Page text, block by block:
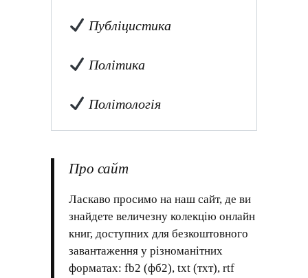
Публіцистика
Політика
Політологія
Про сайт
Ласкаво просимо на наш сайт, де ви
знайдете величезну колекцію онлайн
книг, доступних для безкоштовного
завантаження у різноманітних
форматах: fb2 (фб2), txt (тхт), rtf